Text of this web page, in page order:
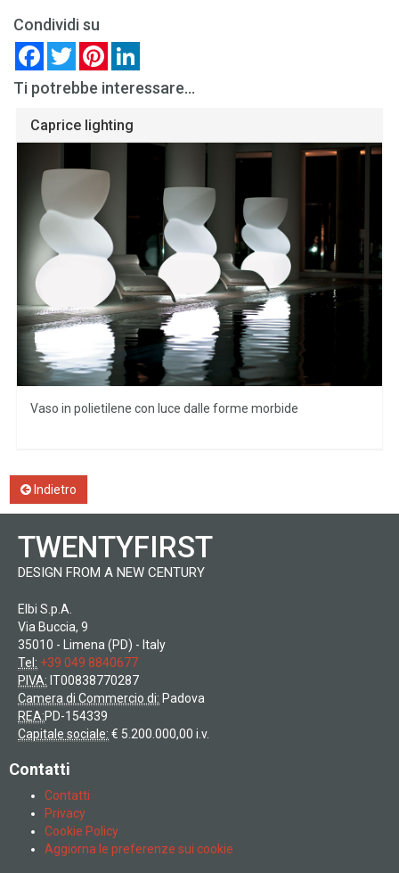
Condividi su
FacebookTwitter Pinterest
Ti potrebbe interessare...
Caprice lighting
Vaso in polietilene con luce dalle forme morbide
Indietro
TWENTYFIRST
DESIGN FROM A NEW CENTURY
Elbi S.p.A.
Via Buccia, 9
35010 - Limena (PD) - Italy
Tel: +39 049 8840677
PIVA: IT00838770287
Camera di Commercio di: Padova
REA:PD-154339
Capitale sociale: € 5.200.000,00 i.v.
Contatti
Contatti
Privacy
Cookie Policy
Aggiorna le preferenze sui cookie